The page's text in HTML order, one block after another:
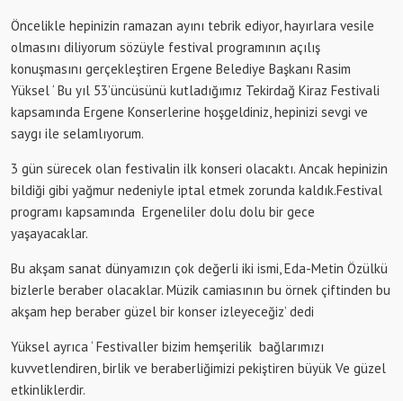
Öncelikle hepinizin ramazan ayını tebrik ediyor, hayırlara vesile
olmasını diliyorum sözüyle festival programının açılış
konuşmasını gerçekleştiren Ergene Belediye Başkanı Rasim
Yüksel ‘ Bu yıl 53’üncüsünü kutladığımız Tekirdağ Kiraz Festivali
kapsamında Ergene Konserlerine hoşgeldiniz, hepinizi sevgi ve
saygı ile selamlıyorum.
3 gün sürecek olan festivalin ilk konseri olacaktı. Ancak hepinizin
bildiği gibi yağmur nedeniyle iptal etmek zorunda kaldık.Festival
programı kapsamında Ergeneliler dolu dolu bir gece
yaşayacaklar.
Bu akşam sanat dünyamızın çok değerli iki ismi, Eda-Metin Özülkü
bizlerle beraber olacaklar. Müzik camiasının bu örnek çiftinden bu
akşam hep beraber güzel bir konser izleyeceğiz’ dedi
Yüksel ayrıca ‘ Festivaller bizim hemşerilik bağlarımızı
kuvvetlendiren, birlik ve beraberliğimizi pekiştiren büyük Ve güzel
etkinliklerdir.